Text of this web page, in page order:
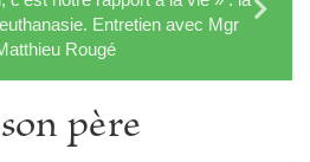
Entretien avec Mgr
Rougé
père